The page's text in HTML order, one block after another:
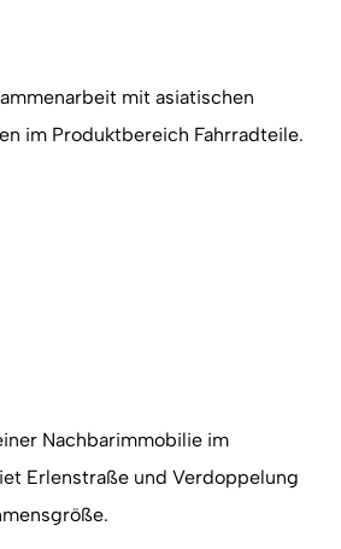
mit asiatischen
im Produktbereich Fahrradteile.
Nachbarimmobilie im
Erlenstraße und Verdoppelung